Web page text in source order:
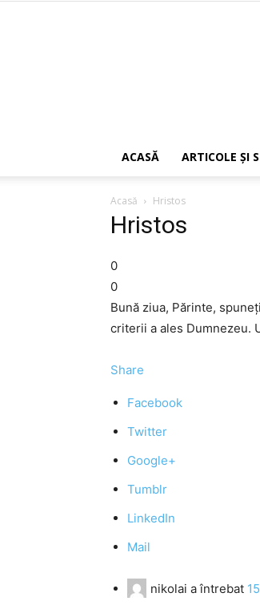
ACASĂ ARTICOLE ŞI
Acasă Hristos
Hristos
0
0
Bună ziua, Părinte,
criterii a ales Dumnezeu.
Share
Facebook
Twitter
Google+
Tumblr
LinkedIn
Mail
nikolai a întrebat